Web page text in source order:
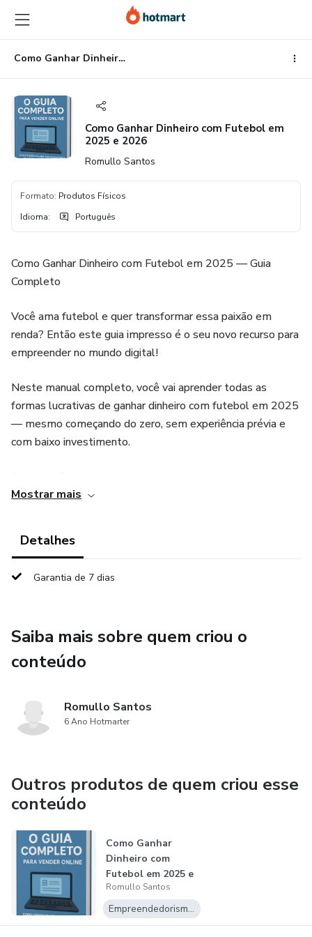
para
o
conteúdo
principal
para
o
pagamento
para
o
rodapé
Como Ganhar Dinheiro com Futebol em 2025 e 2026
Como Ganhar Dinheiro com Futebol em
2025 e 2026
Romullo Santos
Formato: Produtos Físicos
Idioma: Português
Como Ganhar Dinheiro com Futebol em 2025 — Guia
Completo
Você ama futebol e quer transformar essa paixão em
renda? Então este guia impresso é o seu novo recurso para
empreender no mundo digital!
Neste manual completo, você vai aprender todas as
formas lucrativas de ganhar dinheiro com futebol em 2025
— mesmo começando do zero, sem experiência prévia e
com baixo investimento.
- Como produzir vídeos que engajam diariamente
- Como usar Instagram, TikTok e outras redes sociais para
- Como trabalhar com apostas esportivas de forma
inteligente
- Como usar inteligência artificial para criar conteúdo
- Como ser afiliado e ganhar comissões no nicho futebol
- Como montar sua própria agência esportiva
... e muito mais!
Para quem é este guia:
Mostrar mais
Detalhes
Garantia de 7 dias
Saiba mais sobre quem criou o
conteúdo
Romullo Santos
6 Ano Hotmarter
Outros produtos de quem criou esse
conteúdo
Como Ganhar
Dinheiro com
Futebol em 2025 e
2026
Romullo Santos
Empreendedorismo Digital